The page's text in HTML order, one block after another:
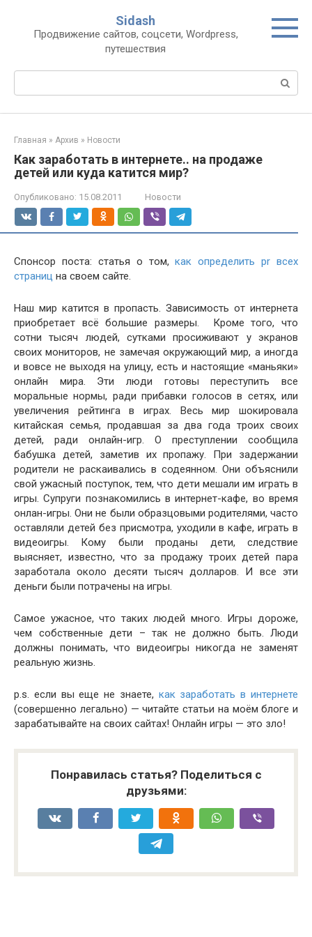
контенту
Sidash
Продвижение сайтов, соцсети, Wordpress,
путешествия
Главная » Архив » Новости
Как заработать в интернете.. на продаже
детей или куда катится мир?
Опубликовано: 15.08.2011 Новости
Спонсор поста: статья о том,как определить pr всех
страниц на своем сайте.
Наш мир катится в пропасть. Зависимость от интернета
приобретает всё большие размеры. Кроме того, что
сотни тысяч людей, сутками просиживают у экранов
своих мониторов, не замечая окружающий мир, а иногда
и вовсе не выходя на улицу, есть и настоящие «маньяки»
онлайн мира. Эти люди готовы переступить все
моральные нормы, ради прибавки голосов в сетях, или
увеличения рейтинга в играх. Весь мир шокировала
китайская семья, продавшая за два года троих своих
детей, ради онлайн-игр. О преступлении сообщила
бабушка детей, заметив их пропажу. При задержании
родители не раскаивались в содеянном. Они объяснили
свой ужасный поступок, тем, что дети мешали им играть в
игры. Супруги познакомились в интернет-кафе, во время
онлан-игры. Они не были образцовыми родителями, часто
оставляли детей без присмотра, уходили в кафе, играть в
видеоигры. Кому были проданы дети, следствие
выясняет, известно, что за продажу троих детей пара
заработала около десяти тысяч долларов. И все эти
деньги были потрачены на игры.
Самое ужасное, что таких людей много. Игры дороже,
чем собственные дети – так не должно быть. Люди
должны понимать, что видеоигры никогда не заменят
реальную жизнь.
p.s. если вы еще не знаете, как заработать в интернете
(совершенно легально) — читайте статьи на моём блоге и
зарабатывайте на своих сайтах! Онлайн игры — это зло!
Понравилась статья? Поделиться с
друзьями: